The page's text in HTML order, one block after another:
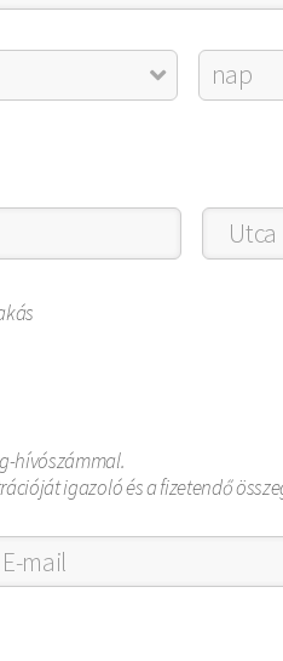
hívószámmal.
igazoló és a fizetendő